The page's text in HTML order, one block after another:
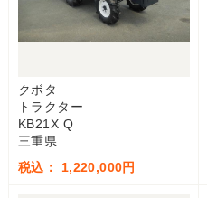
クボタ
トラクター
KB21X Q
三重県
税込： 1,220,000円